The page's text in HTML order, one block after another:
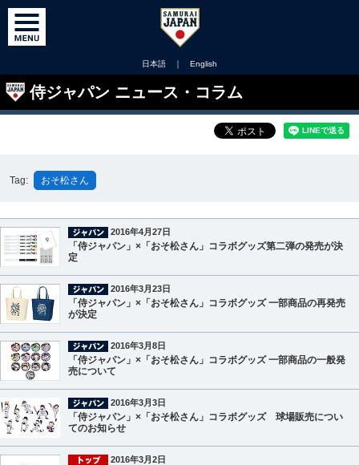
日本語 ｜ English
侍ジャパン ニュース・コラム
Tag: おそ松さん
2016年4月27日
「侍ジャパン」×「おそ松さん」コラボグッズ第二弾の発売が決
定
2016年3月23日
「侍ジャパン」×「おそ松さん」コラボグッズ 一部商品の再発売
が決定
2016年3月8日
「侍ジャパン」×「おそ松さん」コラボグッズ 一部商品の一般発
売について
2016年3月3日
「侍ジャパン」×「おそ松さん」コラボグッズ 球場販売につい
てのお知らせ
2016年3月2日